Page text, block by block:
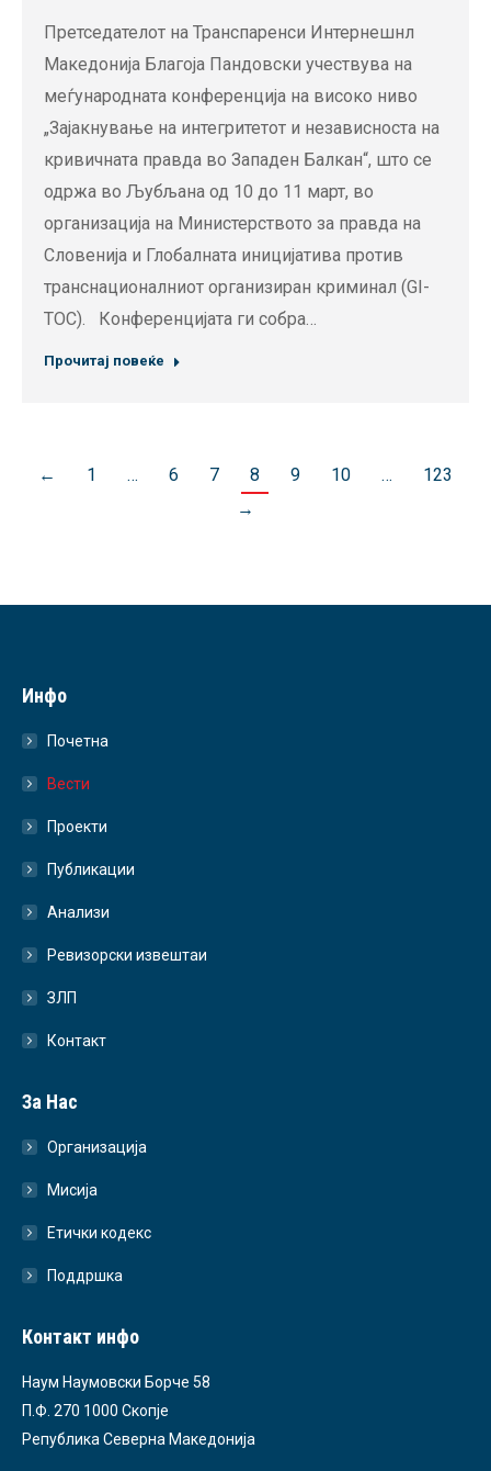
Претседателот на Транспаренси Интернешнл
Македонија Благоја Пандовски учествува на
меѓународната конференција на високо ниво
„Зајакнување на интегритетот и независноста на
кривичната правда во Западен Балкан“, што се
одржа во Љубљана од 10 до 11 март, во
организација на Министерството за правда на
Словенија и Глобалната иницијатива против
транснационалниот организиран криминал (GI-
TOC). Конференцијата ги собра…
Прочитај повеќе
← 1 … 6 7 8 9 10 …
123
→
Инфо
Почетна
Вести
Проекти
Публикации
Анализи
Ревизорски извештаи
ЗЛП
Контакт
За Нас
Организација
Мисија
Етички кодекс
Поддршка
Контакт инфо
Наум Наумовски Борче 58
П.Ф. 270 1000 Скопје
Република Северна Македонија